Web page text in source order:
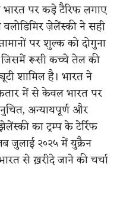
भारत पर कड़े टैरिफ लगाए
ज़ेलेंस्की ने सही
पर शुल्क को दोगुना
जिसमें रूसी कच्चे तेल की
शामिल है। भारत ने
में से केवल भारत पर
अन्यायपूर्ण और
का ट्रम्प के टेर्रिफ
जुलाई २०२५ में युक्रैन
से ख़रीदे जाने की चर्चा